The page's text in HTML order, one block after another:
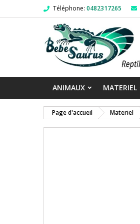
Téléphone: 0482317265
ANIMAUX MATERIEL
Page d'accueil Materiel